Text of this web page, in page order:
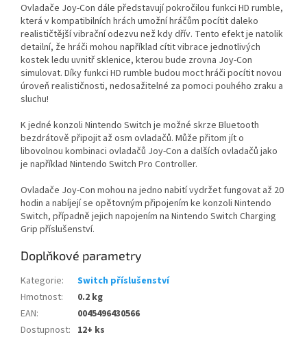
Ovladače Joy-Con dále představují pokročilou funkci HD rumble,
která v kompatibilních hrách umožní hráčům pocítit daleko
realističtější vibrační odezvu než kdy dřív. Tento efekt je natolik
detailní, že hráči mohou například cítit vibrace jednotlivých
kostek ledu uvnitř sklenice, kterou bude zrovna Joy-Con
simulovat. Díky funkci HD rumble budou moct hráči pocítit novou
úroveň realističnosti, nedosažitelné za pomoci pouhého zraku a
sluchu!
K jedné konzoli Nintendo Switch je možné skrze Bluetooth
bezdrátově připojit až osm ovladačů. Může přitom jít o
libovolnou kombinaci ovladačů Joy-Con a dalších ovladačů jako
je například Nintendo Switch Pro Controller.
Ovladače Joy-Con mohou na jedno nabití vydržet fungovat až 20
hodin a nabíjejí se opětovným připojením ke konzoli Nintendo
Switch, případně jejich napojením na Nintendo Switch Charging
Grip příslušenství.
Doplňkové parametry
Kategorie:
Switch příslušenství
Hmotnost:
0.2 kg
EAN:
0045496430566
Dostupnost: 12+ ks